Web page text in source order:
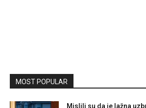
MOST POPULAR
Mislili su da je lažna